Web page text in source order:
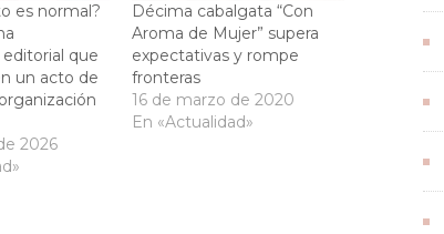
es normal?
que
un acto de
2026
Décima cabalgata “Con
Aroma de Mujer” supera
expectativas y rompe
fronteras
16 de marzo de 2020
En «Actualidad»